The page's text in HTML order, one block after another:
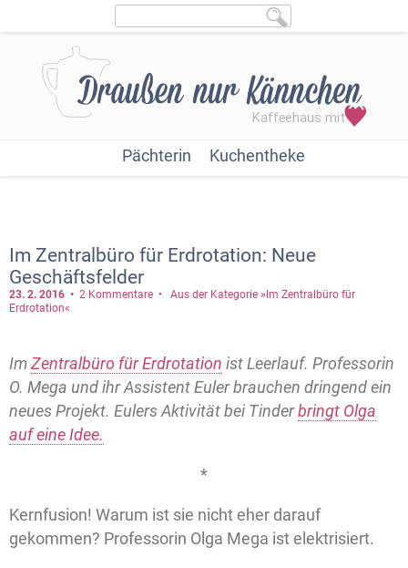
Pächterin Kuchentheke
Im Zentralbüro für Erdrotation: Neue
Geschäftsfelder
23. 2. 2016 2 Kommentare
Aus der Kategorie »Im Zentralbüro für
Erdrotation«
ImZentralbüro für Erdrotation ist Leerlauf. Professorin
O. Mega und ihr Assistent Euler brauchen dringend ein
neues Projekt. Eulers Aktivität bei Tinderbringt Olga
auf eine Idee.
*
Kernfusion! Warum ist sie nicht eher darauf
gekommen? Professorin Olga Mega ist elektrisiert.